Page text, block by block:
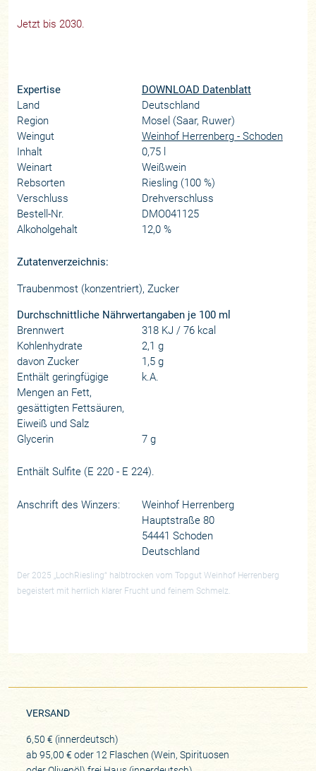
Jetzt bis 2030.
Expertise
DOWNLOAD Datenblatt
Land
Deutschland
Region
Mosel (Saar, Ruwer)
Weingut
Weinhof Herrenberg - Schoden
Inhalt
0,75 l
Weinart
Weißwein
Rebsorten
Riesling (100 %)
Verschluss
Drehverschluss
Bestell-Nr.
DMO041125
Alkoholgehalt
12,0 %
Zutatenverzeichnis:
Traubenmost (konzentriert), Zucker
Durchschnittliche Nährwertangaben je 100 ml
Brennwert
318 KJ / 76 kcal
Kohlenhydrate
2,1 g
davon Zucker
1,5 g
Enthält geringfügige
Mengen an Fett,
gesättigten Fettsäuren,
Eiweiß und Salz
k.A.
Glycerin 7 g
Enthält Sulfite (E 220 - E 224).
Anschrift des Winzers:
Weinhof Herrenberg
Hauptstraße 80
54441 Schoden
Deutschland
Der 2025 „LochRiesling“ halbtrocken vom Topgut Weinhof Herrenberg
begeistert mit herrlich klarer Frucht und feinem Schmelz.
VERSAND
6,50 € (innerdeutsch)
ab 95,00 € oder 12 Flaschen (Wein, Spirituosen